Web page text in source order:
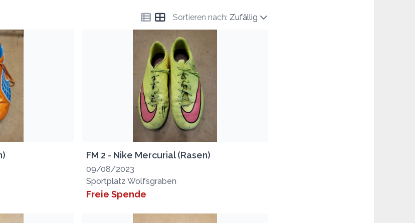
Sortieren nach: Zufällig
FM 2 - Nike Mercurial (Rasen)
09/08/2023
Sportplatz Wolfsgraben
Freie Spende